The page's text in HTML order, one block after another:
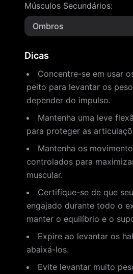
Músculos Secundários:
Ombros
Dicas
Concentre-se em usar
peito para levantar os
depender do impulso.
Mantenha uma leve
para proteger as
Mantenha os
controlados para
muscular.
Certifique-se de que
engajado durante todo o
manter o equilíbrio e o
Expire ao levantar os
abaixá-los.
Evite levantar muito